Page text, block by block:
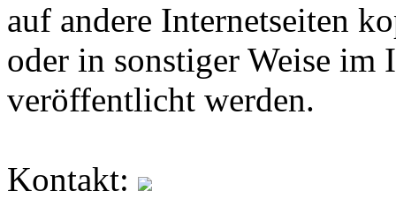
auf andere Internetseiten
oder in sonstiger Weise im
veröffentlicht werden.
Kontakt: